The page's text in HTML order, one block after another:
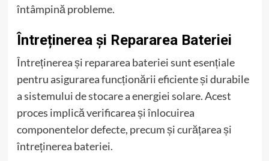
întâmpină probleme.
Întreținerea și Repararea Bateriei
Întreținerea și repararea bateriei sunt esențiale
pentru asigurarea funcționării eficiente și durabile
a sistemului de stocare a energiei solare. Acest
proces implică verificarea și înlocuirea
componentelor defecte, precum și curățarea și
întreținerea bateriei.